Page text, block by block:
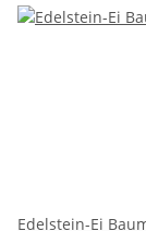
Edelstein-Ei